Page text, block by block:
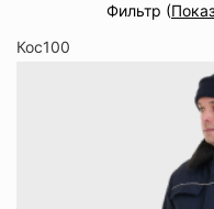
Фильтр (
Кос100